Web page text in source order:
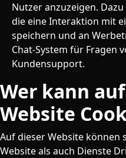
Nutzer anzuzeigen.
die eine Interaktion mit
speichern und an
Chat-System für Fragen
Kundensupport.
Wer kann
Website
Auf dieser Website können
Website als auch Dienste